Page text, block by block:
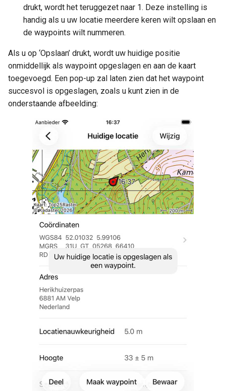
drukt, wordt het teruggezet naar 1. Deze instelling is
handig als u uw locatie meerdere keren wilt opslaan en
de waypoints wilt nummeren.
Als u op ‘Opslaan’ drukt, wordt uw huidige positie
onmiddellijk als waypoint opgeslagen en aan de kaart
toegevoegd. Een pop-up zal laten zien dat het waypoint
succesvol is opgeslagen, zoals u kunt zien in de
onderstaande afbeelding: